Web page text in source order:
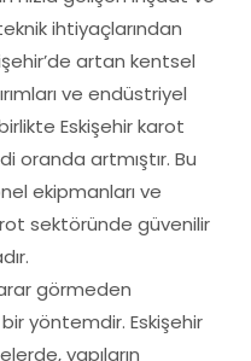
ihtiyaçlarından
artan kentsel
ve endüstriyel
Eskişehir karot
oranda artmıştır. Bu
ekipmanları ve
sektöründe güvenilir
görmeden
yöntemdir. Eskişehir
yapıların